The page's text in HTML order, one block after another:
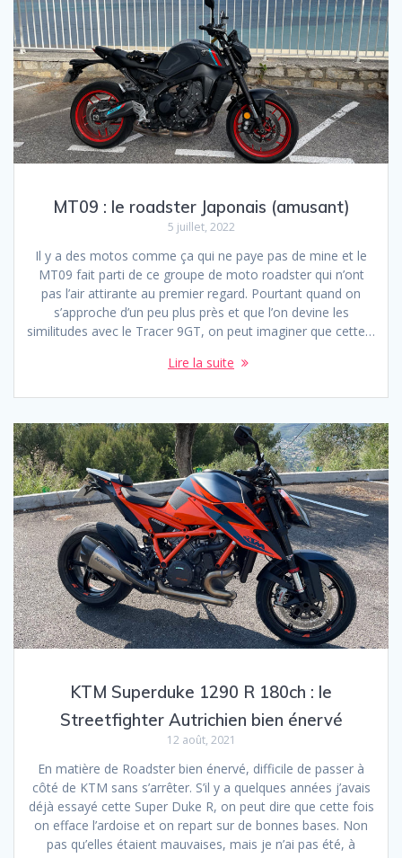
MT09 : le roadster Japonais (amusant)
5 juillet, 2022
Il y a des motos comme ça qui ne paye pas de mine et le
MT09 fait parti de ce groupe de moto roadster qui n’ont
pas l’air attirante au premier regard. Pourtant quand on
s’approche d’un peu plus près et que l’on devine les
similitudes avec le Tracer 9GT, on peut imaginer que cette…
Lire la suite
KTM Superduke 1290 R 180ch : le
Streetfighter Autrichien bien énervé
12 août, 2021
En matière de Roadster bien énervé, difficile de passer à
côté de KTM sans s’arrêter. S’il y a quelques années j’avais
déjà essayé cette Super Duke R, on peut dire que cette fois
on efface l’ardoise et on repart sur de bonnes bases. Non
pas qu’elles étaient mauvaises, mais je n’ai pas été, à